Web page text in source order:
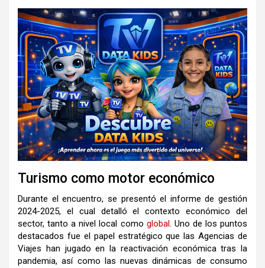
Turismo como motor económico
Durante el encuentro, se presentó el informe de gestión
2024-2025, el cual detalló el contexto económico del
sector, tanto a nivel local como global. Uno de los puntos
destacados fue el papel estratégico que las Agencias de
Viajes han jugado en la reactivación económica tras la
pandemia, así como las nuevas dinámicas de consumo